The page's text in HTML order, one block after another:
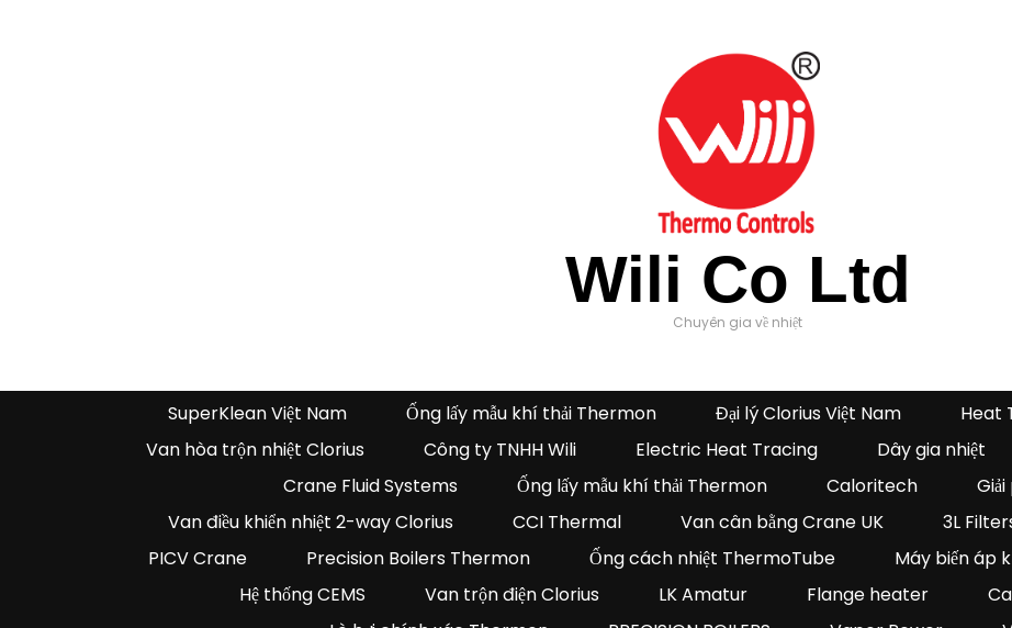
Wili Co Ltd
Chuyên gia về nhiệt
SuperKlean Việt Nam Ống lấy mẫu khí thải Thermon Đại lý Clorius Việt Nam Heat
Van hòa trộn nhiệt Clorius
Công ty TNHH Wili Electric Heat Tracing Dây gia nhiệt
Crane Fluid Systems
Ống lấy mẫu khí thải Thermon Caloritech
Van điều khiển nhiệt 2-way Clorius
CCI Thermal Van cân bằng Crane UK 3L
PICV Crane
Precision Boilers Thermon Ống cách nhiệt ThermoTube Máy biến áp
Hệ thống CEMS
Van trộn điện Clorius LK Amatur Flange heater